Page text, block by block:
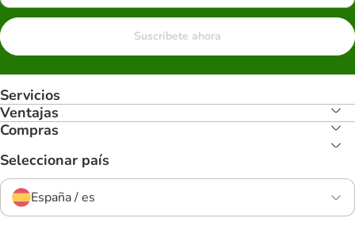
Suscríbete ahora
Servicios
Ventajas
Compras
Seleccionar país
España / es